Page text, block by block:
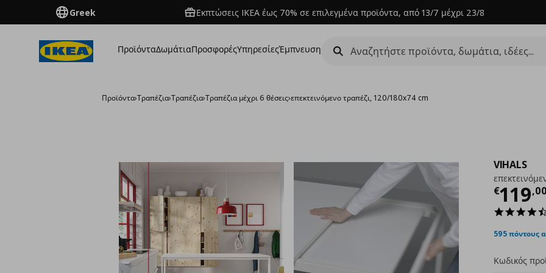
Greek Εκπτώσεις IKEA έως 70% σε επιλεγμένα προϊόντα, από 13/7 μέχρι 23/8
ΠροϊόνταΔωμάτιαΠροσφορέςΥπηρεσίεςΈμπνευση
Προϊόντα›Τραπέζια›Τραπέζια›Τραπέζια μέχρι 6 θέσεις›επεκτεινόμενο τραπέζι, 120/180x74 cm
VIHALS
€119,00
595 πόντους
Κωδικός